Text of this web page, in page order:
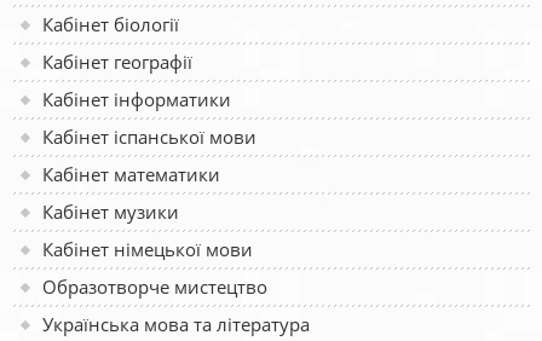
Кабінет біології
Кабінет географії
Кабінет інформатики
Кабінет іспанської мови
Кабінет математики
Кабінет музики
Кабінет німецької мови
Образотворче мистецтво
Українська мова та література